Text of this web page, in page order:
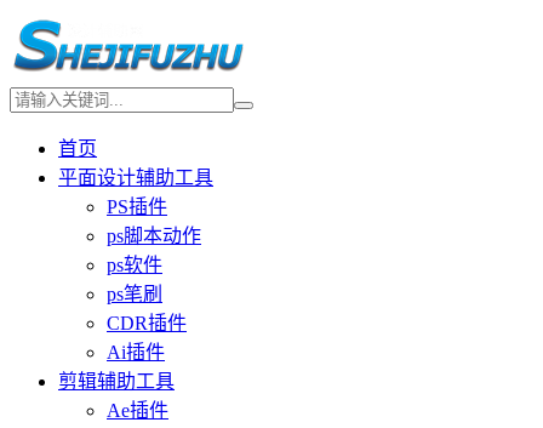
首页
平面设计辅助工具
PS插件
ps脚本动作
ps软件
ps笔刷
CDR插件
Ai插件
剪辑辅助工具
Ae插件